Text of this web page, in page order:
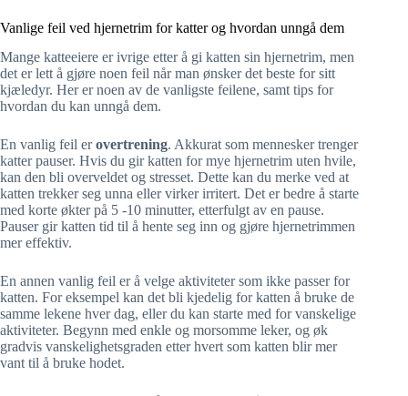
Vanlige feil ved hjernetrim for katter og hvordan unngå dem
Mange katteeiere er ivrige etter å gi katten sin hjernetrim, men
det er lett å gjøre noen feil når man ønsker det beste for sitt
kjæledyr. Her er noen av de vanligste feilene, samt tips for
hvordan du kan unngå dem.
En vanlig feil erovertrening. Akkurat som mennesker trenger
katter pauser. Hvis du gir katten for mye hjernetrim uten hvile,
kan den bli overveldet og stresset. Dette kan du merke ved at
katten trekker seg unna eller virker irritert. Det er bedre å starte
med korte økter på 5 -10 minutter, etterfulgt av en pause.
Pauser gir katten tid til å hente seg inn og gjøre hjernetrimmen
mer effektiv.
En annen vanlig feil er å velge aktiviteter som ikke passer for
katten. For eksempel kan det bli kjedelig for katten å bruke de
samme lekene hver dag, eller du kan starte med for vanskelige
aktiviteter. Begynn med enkle og morsomme leker, og øk
gradvis vanskelighetsgraden etter hvert som katten blir mer
vant til å bruke hodet.